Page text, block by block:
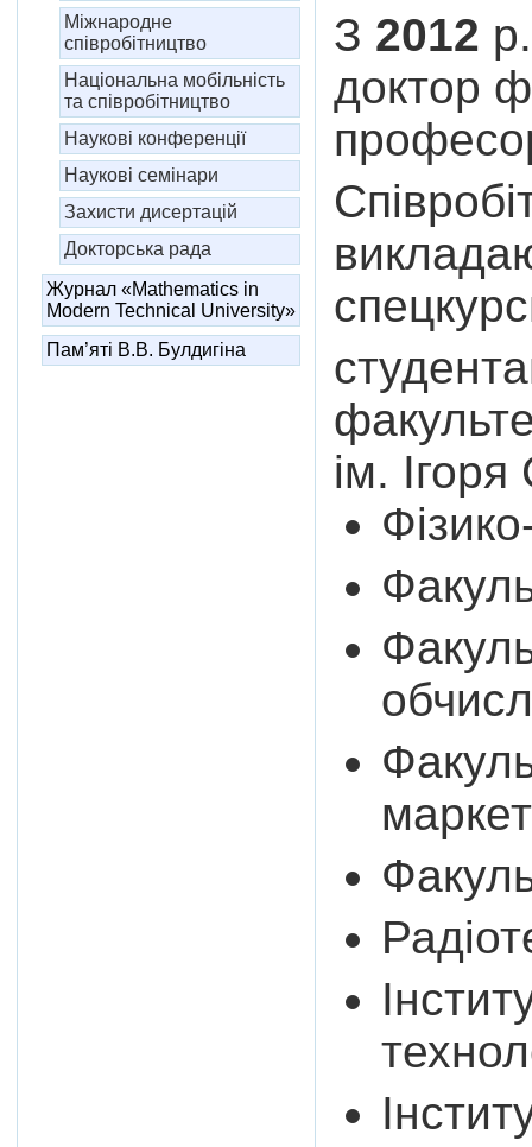
Міжнародне
співробітництво
Національна мобільність
та співробітництво
Наукові конференції
Наукові семінари
Захисти дисертацій
Докторська рада
Журнал «Mathematics in
Modern Technical University»
Пам’яті В.В. Булдигіна
З 2012
доктор
ім. Ігоря